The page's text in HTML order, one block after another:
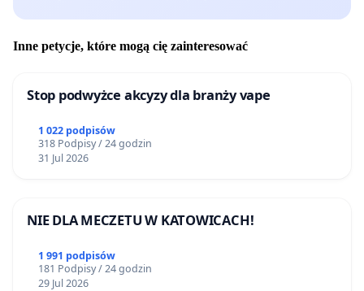
Inne petycje, które mogą cię zainteresować
Stop podwyżce akcyzy dla branży vape
1 022 podpisów
318 Podpisy / 24 godzin
31 Jul 2026
NIE DLA MECZETU W KATOWICACH!
1 991 podpisów
181 Podpisy / 24 godzin
29 Jul 2026